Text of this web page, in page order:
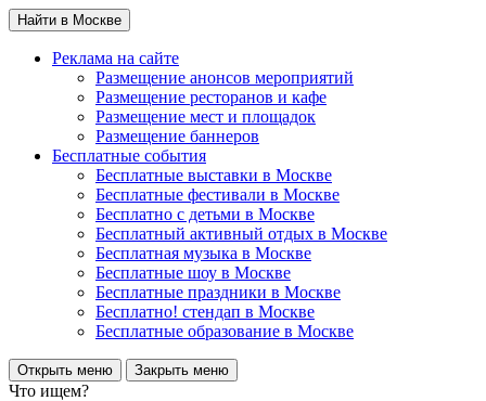
Найти в Москве
Реклама на сайте
Размещение анонсов мероприятий
Размещение ресторанов и кафе
Размещение мест и площадок
Размещение баннеров
Бесплатные события
Бесплатные выставки в Москве
Бесплатные фестивали в Москве
Бесплатно с детьми в Москве
Бесплатный активный отдых в Москве
Бесплатная музыка в Москве
Бесплатные шоу в Москве
Бесплатные праздники в Москве
Бесплатно! стендап в Москве
Бесплатные образование в Москве
Открыть меню Закрыть меню
Что ищем?